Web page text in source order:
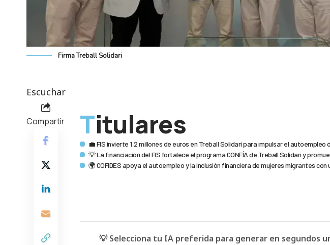
Firma Treball Solidari
Escuchar
Compartir Titulares
💼 FIS invierte 1,2 millones de euros en Treball Solidari para impulsar el autoempleo
💡 La financiación del FIS fortalece el programa CONFÍA de Treball Solidari y
🌍 COFIDES apoya el autoempleo y la inclusión financiera de mujeres migrantes
💡 Selecciona tu IA preferida para generar en segundos